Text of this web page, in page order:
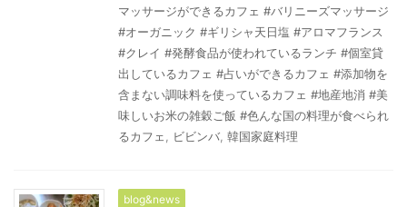
マッサージができるカフェ #バリニーズマッサージ
#オーガニック #ギリシャ天日塩 #アロマフランス
#クレイ #発酵食品が使われているランチ #個室貸
出しているカフェ #占いができるカフェ #添加物を
含まない調味料を使っているカフェ #地産地消 #美
味しいお米の雑穀ご飯 #色んな国の料理が食べられ
るカフェ
ビビンバ 韓国家庭料理
blog&news